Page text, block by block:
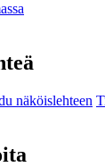
näköislehteen